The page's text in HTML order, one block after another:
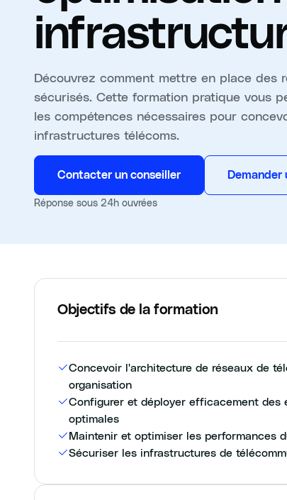
Découvrez comment mettre en place des
sécurisés. Cette formation pratique vous
les compétences nécessaires pour
infrastructures télécoms.
Contacter un conseiller Demander
Réponse sous 24h ouvrées
Objectifs de la formation
Concevoir l'architecture de réseaux de
organisation
Configurer et déployer efficacement des
optimales
Maintenir et optimiser les performances
Sécuriser les infrastructures de